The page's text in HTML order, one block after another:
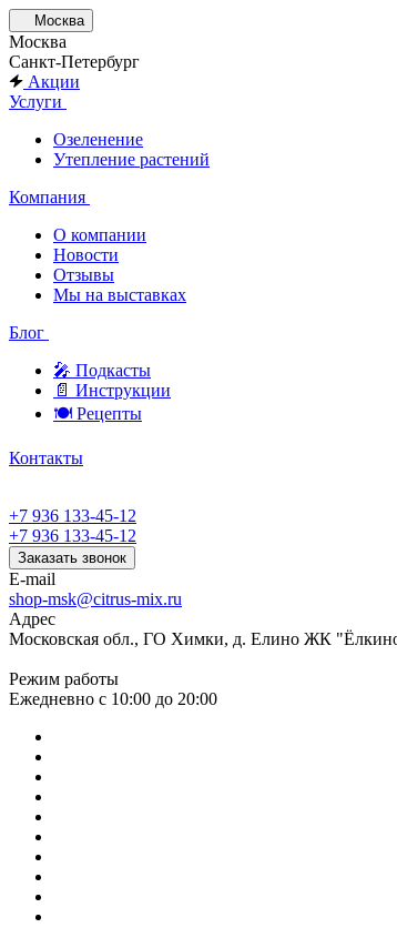
Москва
Москва
Санкт-Петербург
Акции
Услуги
Озеленение
Утепление растений
Компания
О компании
Новости
Отзывы
Мы на выставках
Блог
🎤︎︎ Подкасты
📄 Инструкции
🍽 Рецепты
Контакты
+7 936 133-45-12
+7 936 133-45-12
Заказать звонок
E-mail
shop-msk@citrus-mix.ru
Адрес
Московская обл., ГО Химки, д. Елино ЖК
Режим работы
Ежедневно с 10:00 до 20:00